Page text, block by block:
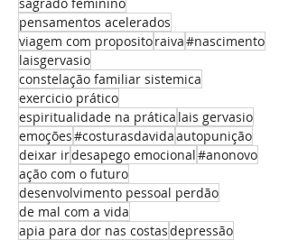
pensamentos acelerados
viagem com propositoraiva#nascimento
laisgervasio
constelação familiar sistemica
exercicio prático
espiritualidade na prática lais gervasio
emoções#costurasdavidaautopunição
deixar irdesapego emocional#anonovo
ação com o futuro
desenvolvimento pessoal perdão
de mal com a vida
apia para dor nas costasdepressão